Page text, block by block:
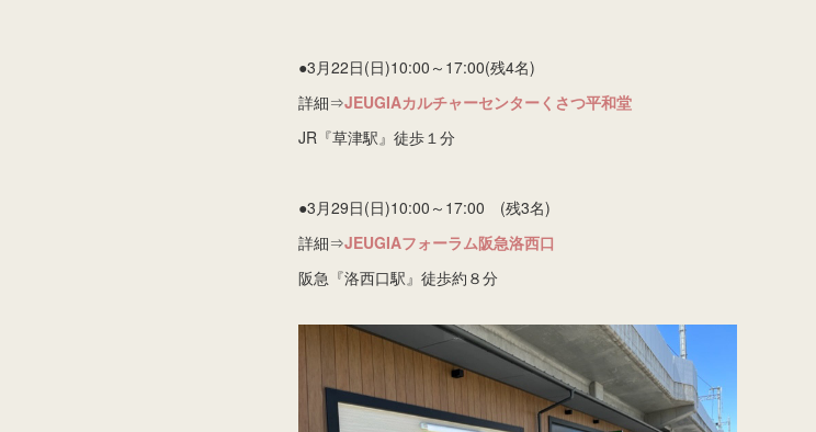
●3月22日(日)10:00～17:00(残4名)
詳細⇒JEUGIAカルチャーセンターくさつ平和堂
JR『草津駅』徒歩１分
●3月29日(日)10:00～17:00 (残3名)
詳細⇒JEUGIAフォーラム阪急洛西口
阪急『洛西口駅』徒歩約８分